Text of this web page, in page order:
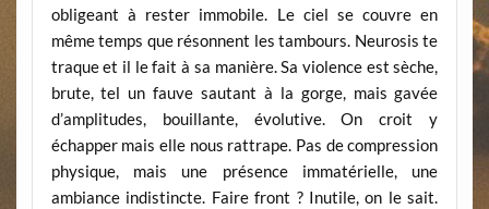
obligeant à rester immobile. Le ciel se couvre en
même temps que résonnent les tambours. Neurosis te
traque et il le fait à sa manière. Sa violence est sèche,
brute, tel un fauve sautant à la gorge, mais gavée
d’amplitudes, bouillante, évolutive. On croit y
échapper mais elle nous rattrape. Pas de compression
physique, mais une présence immatérielle, une
ambiance indistincte. Faire front ? Inutile, on le sait.